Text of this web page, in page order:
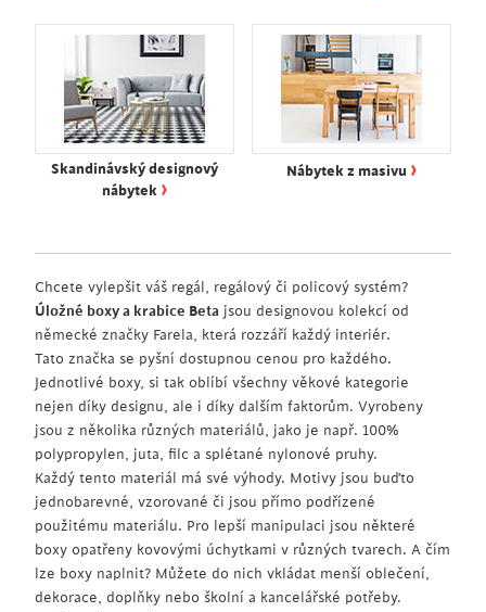
Skandinávský designový
nábytek ›
Nábytek z masivu ›
Chcete vylepšit váš regál, regálový či policový systém?
Úložné boxy a krabice Beta jsou designovou kolekcí od
německé značky Farela, která rozzáří každý interiér.
Tato značka se pyšní dostupnou cenou pro každého.
Jednotlivé boxy, si tak oblíbí všechny věkové kategorie
nejen díky designu, ale i díky dalším faktorům. Vyrobeny
jsou z několika různých materiálů, jako je např. 100%
polypropylen, juta, filc a splétané nylonové pruhy.
Každý tento materiál má své výhody. Motivy jsou buďto
jednobarevné, vzorované či jsou přímo podřízené
použitému materiálu. Pro lepší manipulaci jsou některé
boxy opatřeny kovovými úchytkami v různých tvarech. A čím
lze boxy naplnit? Můžete do nich vkládat menší oblečení,
dekorace, doplňky nebo školní a kancelářské potřeby.